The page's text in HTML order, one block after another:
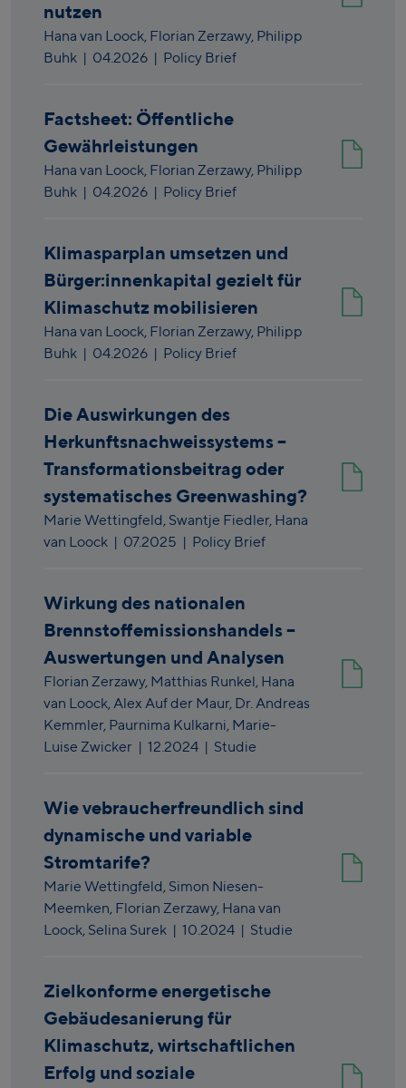
nutzen
Hana van Loock, Florian Zerzawy, Philipp
Buhk | 04.2026 | Policy Brief
Factsheet: Öffentliche
Gewährleistungen
Hana van Loock, Florian Zerzawy, Philipp
Buhk | 04.2026 | Policy Brief
Klimasparplan umsetzen und
Bürger:innenkapital gezielt für
Klimaschutz mobilisieren
Hana van Loock, Florian Zerzawy, Philipp
Buhk | 04.2026 | Policy Brief
Die Auswirkungen des
Herkunftsnachweissystems –
Transformationsbeitrag oder
systematisches Greenwashing?
Marie Wettingfeld, Swantje Fiedler, Hana
van Loock | 07.2025 | Policy Brief
Wirkung des nationalen
Brennstoffemissionshandels –
Auswertungen und Analysen
Florian Zerzawy, Matthias Runkel, Hana
van Loock,Alex Auf der Maur, Dr. Andreas
Kemmler, Paurnima Kulkarni, Marie-
Luise Zwicker | 12.2024 | Studie
Wie vebraucherfreundlich sind
dynamische und variable
Stromtarife?
Marie Wettingfeld, Simon Niesen-
Meemken, Florian Zerzawy, Hana van
Loock, Selina Surek | 10.2024 | Studie
Zielkonforme energetische
Gebäudesanierung für
Klimaschutz, wirtschaftlichen
Erfolg und soziale